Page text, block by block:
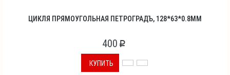
ЦИКЛЯ ПРЯМОУГОЛЬНАЯ ПЕТРОГРАДЪ, 128*63*0.8ММ
400 p
КУПИТЬ